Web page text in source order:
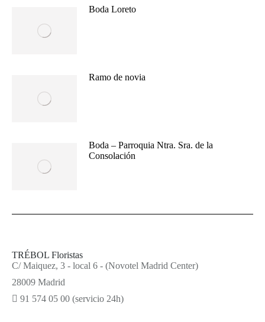
Boda Loreto
Ramo de novia
Boda – Parroquia Ntra. Sra. de la
Consolación
TRÉBOL Floristas
C/ Maiquez, 3 - local 6 - (Novotel Madrid Center)
28009 Madrid
91 574 05 00 (servicio 24h)